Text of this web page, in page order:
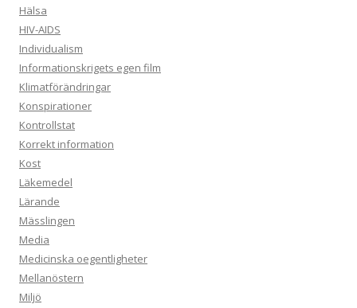
Hälsa
HIV-AIDS
Individualism
Informationskrigets egen film
Klimatförändringar
Konspirationer
Kontrollstat
Korrekt information
Kost
Läkemedel
Lärande
Mässlingen
Media
Medicinska oegentligheter
Mellanöstern
Miljö